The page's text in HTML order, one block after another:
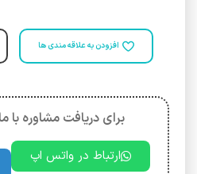
افزودن به علاقه مندی ها
برای دریافت مشاوره با
ارتباط در واتس اپ